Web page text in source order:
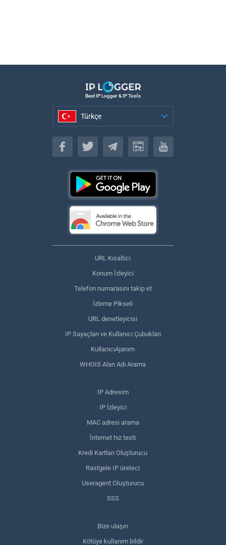
Best IP Logger & IP Tools
Türkçe
Türkçe
URL Kısaltıcı
Konum İzleyici
Telefon numarasını takip et
İzleme Pikseli
URL denetleyicisi
IP Sayaçları ve Kullanıcı Çubukları
KullanıcıAjanım
WHOIS Alan Adı Arama
IP Adresim
IP İzleyici
MAC adresi arama
İnternet hız testi
Kredi Kartları Oluşturucu
Rastgele IP üreteci
Useragent Oluşturucu
SSS
Bize ulaşın
Kötüye kullanım bildir